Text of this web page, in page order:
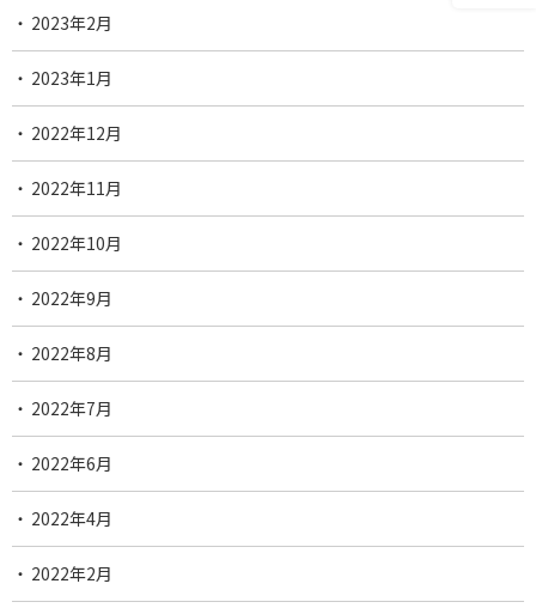
2023年2月
2023年1月
2022年12月
2022年11月
2022年10月
2022年9月
2022年8月
2022年7月
2022年6月
2022年4月
2022年2月